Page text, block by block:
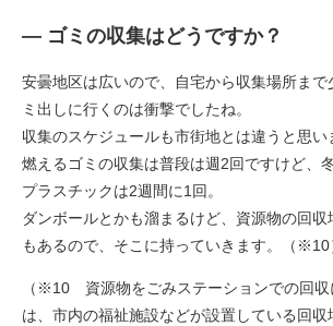
― ゴミの収集はどうですか？
安曇地区は広いので、自宅から収集場所ま
ミ出しに行くのは衝撃でしたね。
収集のスケジュールも市街地とは違うと思い
燃えるゴミの収集は普段は週2回ですけど、
プラスチックは2週間に1回。
ダンボールとかも溜まるけど、資源物の回
もあるので、そこに持っていきます。（※10
（※10 資源物をごみステーションでの回収
は、市内の福祉施設などが設置している回収